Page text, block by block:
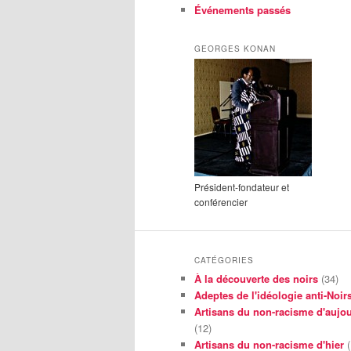
Événements passés
GEORGES KONAN
Président-fondateur et
conférencier
CATÉGORIES
À la découverte des noirs (34)
Adeptes de l'idéologie anti-
Artisans du non-racisme
(12)
Artisans du non-racisme d'hier